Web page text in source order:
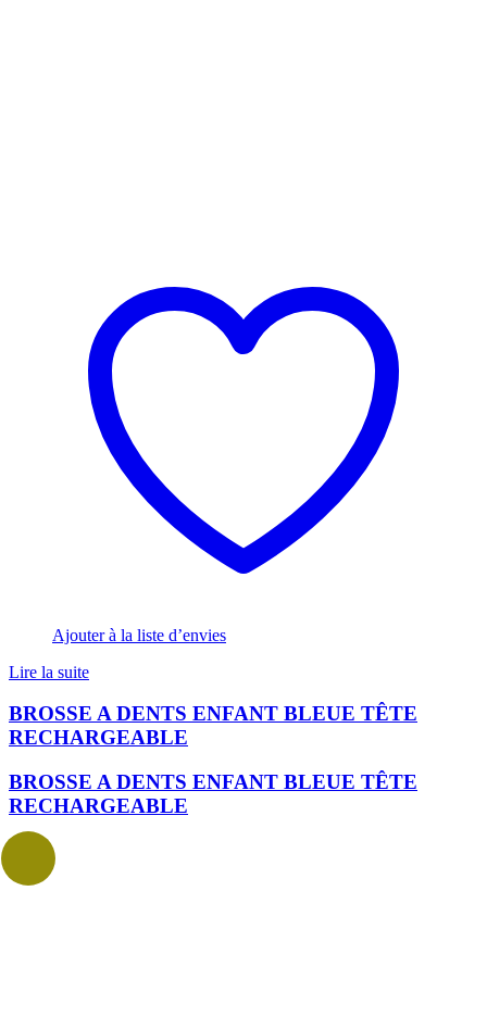
Ajouter à la liste d’envies
Lire la suite
BROSSE A DENTS ENFANT BLEUE TÊTE
RECHARGEABLE
BROSSE A DENTS ENFANT BLEUE TÊTE
RECHARGEABLE